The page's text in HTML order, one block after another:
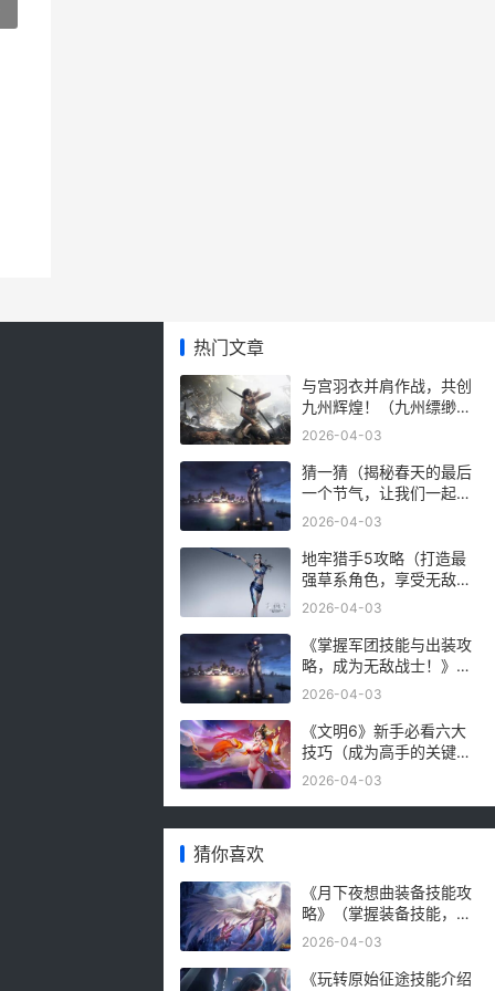
热门文章
与宫羽衣并肩作战，共创
九州辉煌！（九州缥缈录
中的美女军师，带领我们
2026-04-03
猜一猜（揭秘春天的最后
一个节气，让我们一起来
猜猜看！）
2026-04-03
地牢猎手5攻略（打造最
强草系角色，享受无敌体
验）
2026-04-03
《掌握军团技能与出装攻
略，成为无敌战士！》
（打造最强战力，畅享游
2026-04-03
《文明6》新手必看六大
技巧（成为高手的关键，
让你在游戏中轻松取得胜
2026-04-03
猜你喜欢
《月下夜想曲装备技能攻
略》（掌握装备技能，成
为强大的战士）
2026-04-03
《玩转原始征途技能介绍